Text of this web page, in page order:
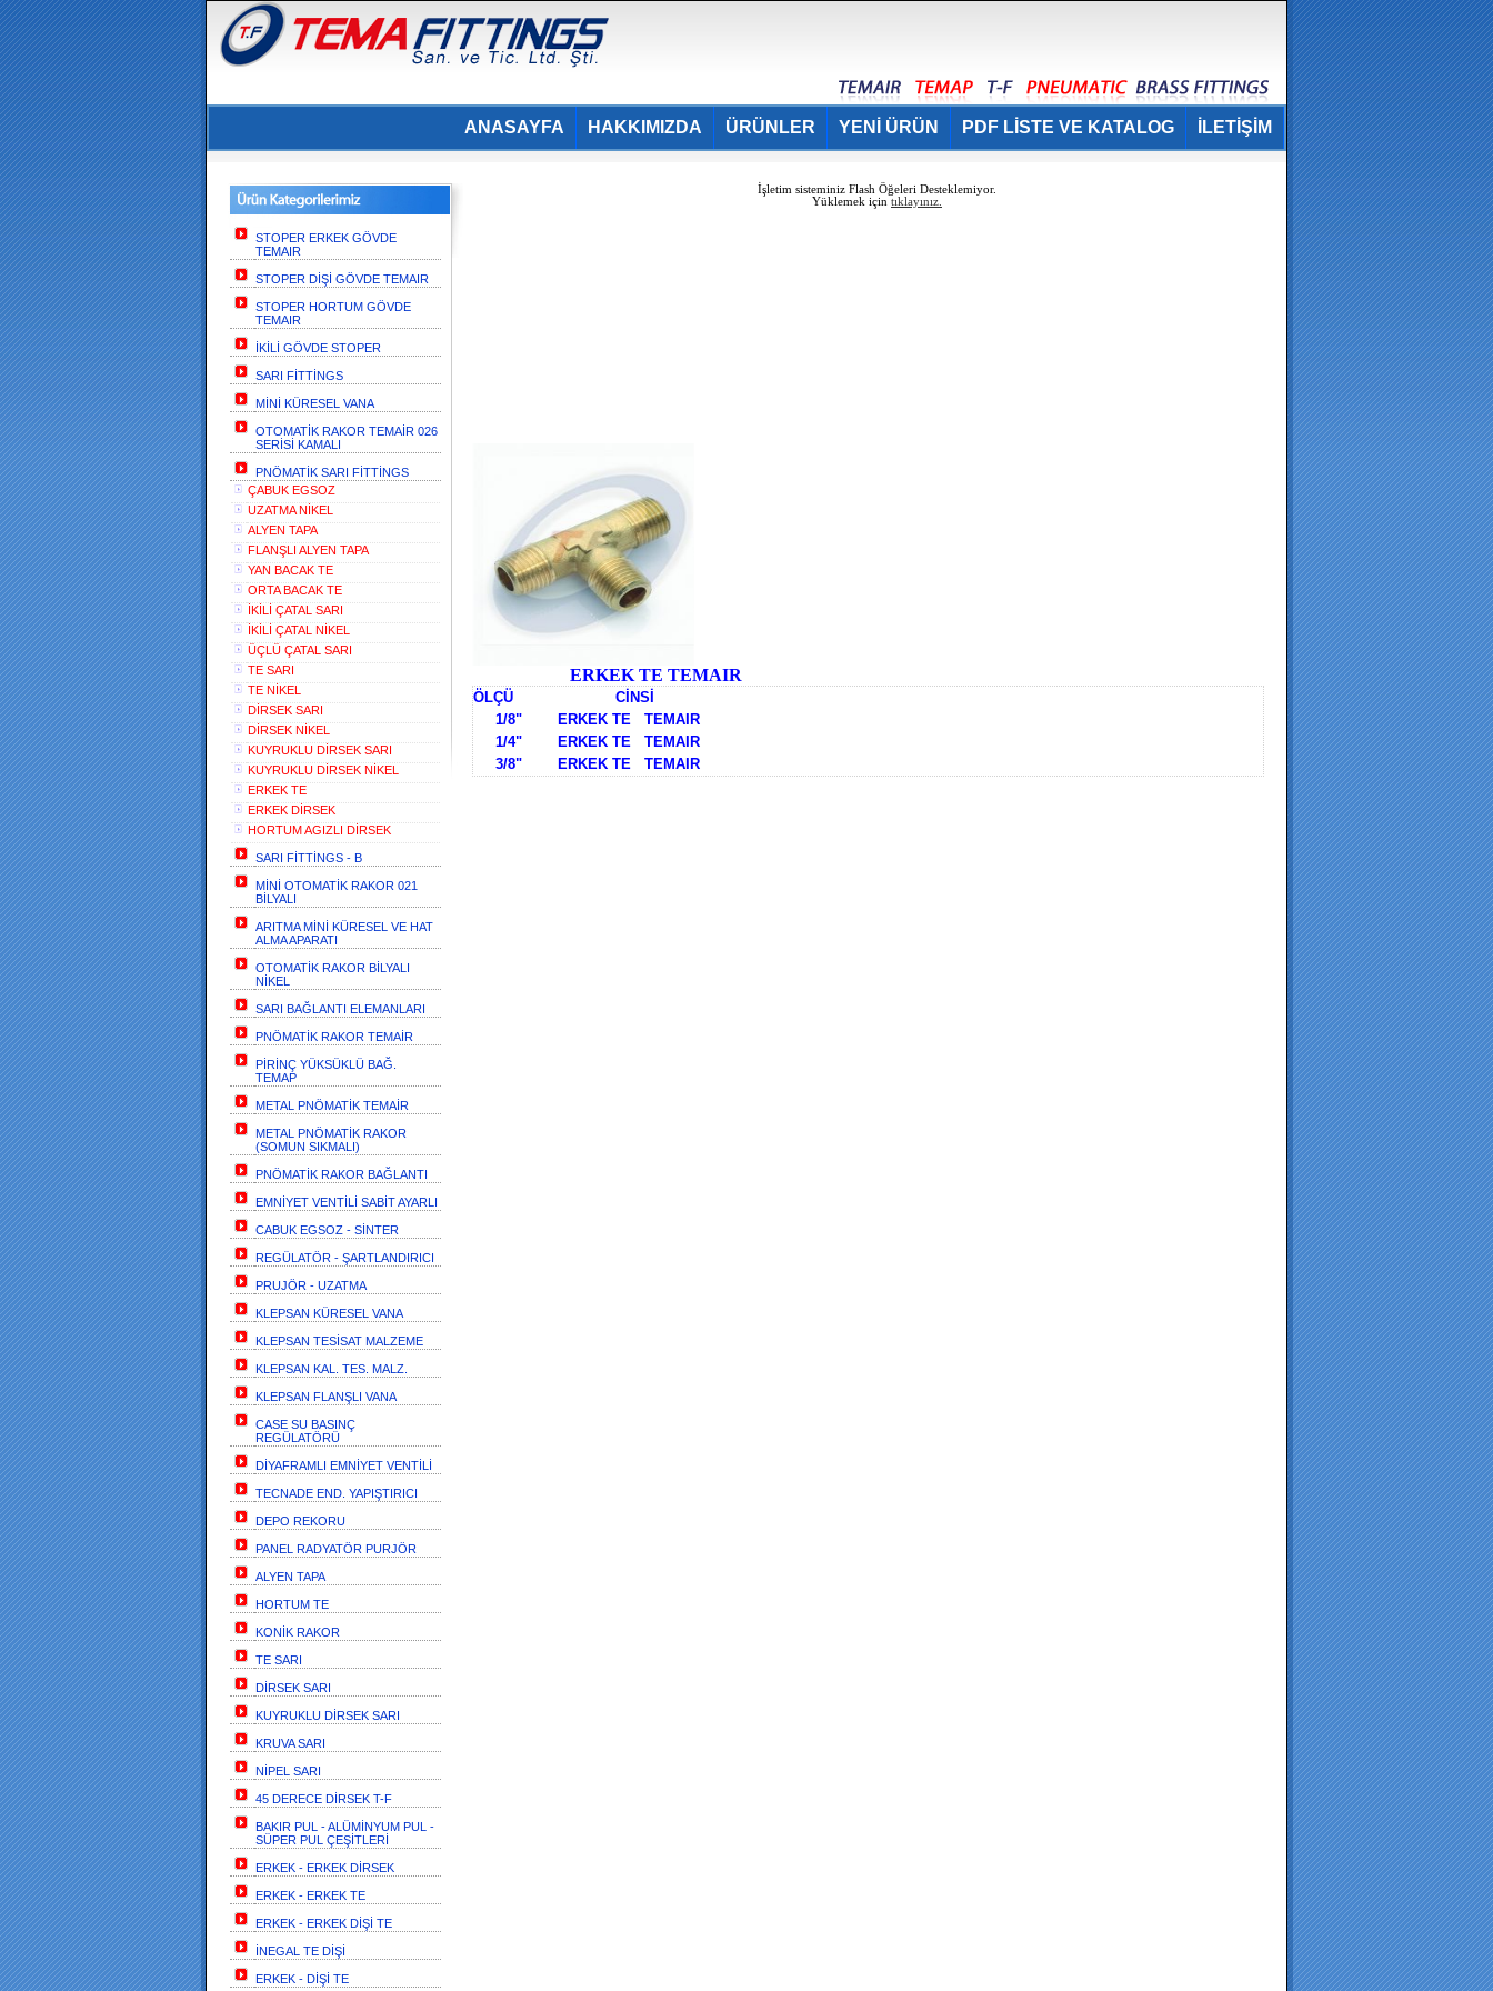
İLETİŞİM
PDF LİSTE VE KATALOG
YENİ ÜRÜN
ÜRÜNLER
HAKKIMIZDA
ANASAYFA
STOPER ERKEK GÖVDE
TEMAIR
STOPER DİŞİ GÖVDE TEMAIR
STOPER HORTUM GÖVDE
TEMAIR
İKİLİ GÖVDE STOPER
SARI FİTTİNGS
MİNİ KÜRESEL VANA
OTOMATİK RAKOR TEMAİR 026
SERİSİ KAMALI
PNÖMATİK SARI FİTTİNGS
ÇABUK EGSOZ
UZATMA NİKEL
ALYEN TAPA
FLANŞLI ALYEN TAPA
YAN BACAK TE
ORTA BACAK TE
İKİLİ ÇATAL SARI
İKİLİ ÇATAL NİKEL
ÜÇLÜ ÇATAL SARI
TE SARI
TE NİKEL
DİRSEK SARI
DİRSEK NİKEL
KUYRUKLU DİRSEK SARI
KUYRUKLU DİRSEK NİKEL
ERKEK TE
ERKEK DİRSEK
HORTUM AGIZLI DİRSEK
SARI FİTTİNGS - B
MİNİ OTOMATİK RAKOR 021
BİLYALI
ARITMA MİNİ KÜRESEL VE HAT
ALMA APARATI
OTOMATİK RAKOR BİLYALI
NİKEL
SARI BAĞLANTI ELEMANLARI
PNÖMATİK RAKOR TEMAİR
PİRİNÇ YÜKSÜKLÜ BAĞ.
TEMAP
METAL PNÖMATİK TEMAİR
METAL PNÖMATİK RAKOR
(SOMUN SIKMALI)
PNÖMATİK RAKOR BAĞLANTI
EMNİYET VENTİLİ SABİT AYARLI
CABUK EGSOZ - SİNTER
REGÜLATÖR - ŞARTLANDIRICI
PRUJÖR - UZATMA
KLEPSAN KÜRESEL VANA
KLEPSAN TESİSAT MALZEME
KLEPSAN KAL. TES. MALZ.
KLEPSAN FLANŞLI VANA
CASE SU BASINÇ
REGÜLATÖRÜ
DİYAFRAMLI EMNİYET VENTİLİ
TECNADE END. YAPIŞTIRICI
DEPO REKORU
PANEL RADYATÖR PURJÖR
ALYEN TAPA
HORTUM TE
KONİK RAKOR
TE SARI
DİRSEK SARI
KUYRUKLU DİRSEK SARI
KRUVA SARI
NİPEL SARI
45 DERECE DİRSEK T-F
BAKIR PUL - ALÜMİNYUM PUL -
SÜPER PUL ÇEŞİTLERİ
ERKEK - ERKEK DİRSEK
ERKEK - ERKEK TE
ERKEK - ERKEK DİŞİ TE
İNEGAL TE DİŞİ
ERKEK - DİŞİ TE
İşletim sisteminiz Flash Öğeleri Desteklemiyor.
Yüklemek için tıklayınız.
ERKEK TE TEMAIR
ÖLÇÜ CİNSİ
1/8" ERKEK TE TEMAIR
1/4" ERKEK TE TEMAIR
3/8" ERKEK TE TEMAIR